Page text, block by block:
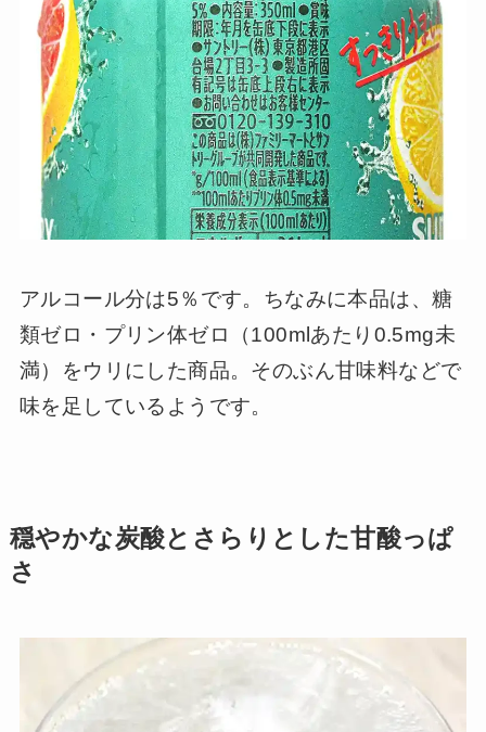
アルコール分は5％です。ちなみに本品は、糖
類ゼロ・プリン体ゼロ（100mlあたり0.5mg未
満）をウリにした商品。そのぶん甘味料などで
味を足しているようです。
穏やかな炭酸とさらりとした甘酸っぱ
さ